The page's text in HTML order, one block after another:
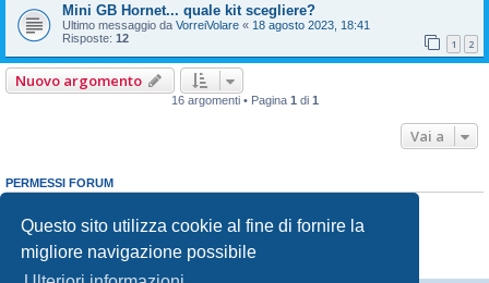
Questo sito utilizza cookie al fine di fornire la
migliore navigazione possibile
Mini GB Hornet... quale kit scegliere?
Ultimo messaggio da VorreiVolare « 18 agosto 2023, 18:41
Risposte: 12 1 2
Nuovo argomento
16 argomenti • Pagina 1 di 1
Vai a
PERMESSI FORUM
Non puoi
rispondere negli argomenti
Non puoimodificare i tuoi messaggi
Non puoicancellare i tuoi messaggi
Non puoi
inviare allegati